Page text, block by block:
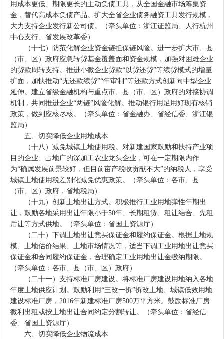
用成本更低、期限更长的主动负债工具，从全国金融市场筹集资
金，替代高成本负债产品。扩大全省企业债务融资工具发行规模，
大力支持企业发行新公司债。（牵头单位：浙江证监局、人行杭州
中心支行、省发展改革委）
（十七）防范化解企业资金链担保链风险。进一步扩大市、县
（市、区）政府应急转贷基金覆盖面和资金规模，加强对困难企业
的贷款周转支持。推进小微企业贷款“以贷还贷”等续贷模式的增量
扩面，加快推动“无还款续贷”“年审制”等还款方式创新向中型企业
延伸。建立省级金融机构与重点市、县（市、区）政府的对接协调
机制，共同推进企业“两链”风险化解。推动银行用足用好现有核销
政策，做到应核尽核。（牵头单位：省金融办、省经信委、浙江银
监局）
五、切实降低企业用地成本
（十八）减免城镇土地使用税。对新建国家鼓励和扶持产业项
目的企业、占地广的深加工农业龙头企业，可在一定期限内作
为“确属发展前景较好，但目前亩产税收贡献不大”的纳税人，享受
城镇土地使用税差别化减免优惠政策。（牵头单位：各市、县
（市、区）政府，省地税局）
（十九）创新土地出让方式。积极推行工业用地弹性年期出
让，鼓励各地采用出让年限小于50年、长期租赁、租让结合、先租
后让等方式供地。（牵头单位：省国土资源厅）
（二十）下调土地出让竞买保证金和履约保证金。根据土地规
模、土地估价结果、土地市场情况等，适当下调工业用地出让竞买
保证金和合同履约保证金，合理确定工业用地出让金缴纳期限。
（牵头单位：各市、县（市、区）政府）
（二十一）支持标准厂房建设。将标准厂房建设用地纳入各地
年度土地供应计划。鼓励利用“三改一拆”拆改土地、城镇低效用地
建设标准厂房，2016年新建标准厂房500万平方米。鼓励标准厂房
微利出租或按土地出让合同约定分割转让。（牵头单位：省经信
委、省国土资源厅）
六、切实降低企业物流成本